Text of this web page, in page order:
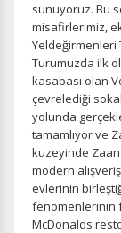
sunuyoruz. Bu
misafirlerimiz,
Yeldeğirmenleri
Turumuzda ilk
kasabası olan
çevrelediği
yolunda
tamamlıyor ve
kuzeyinde
modern
evlerinin
fenomenlerinin
McDonalds